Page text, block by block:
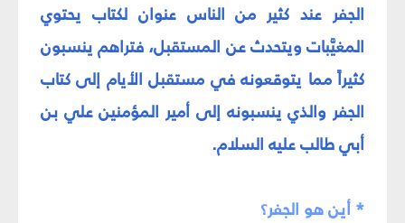
الجفر عند كثير من الناس عنوان لكتاب يحتوي
المغيَّبات ويتحدث عن المستقبل، فتراهم ينسبون
كثيراً مما يتوقعونه في مستقبل الأيام إلى كتاب
الجفر والذي ينسبونه إلى أمير المؤمنين علي بن
أبي طالب عليه السلام.
* أين هو الجفر؟